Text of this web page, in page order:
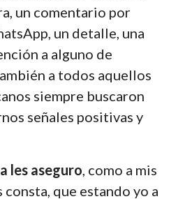
un comentario por
un detalle, una
a alguno de
a todos aquellos
siempre buscaron
señales positivas y
les aseguro , como a mis
consta, que estando yo a